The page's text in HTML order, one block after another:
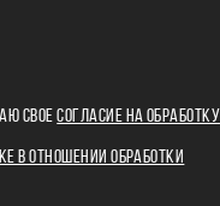
СВОЕСОГЛАСИЕ НА ОБРАБОТКУ
В ОТНОШЕНИИ ОБРАБОТКИ